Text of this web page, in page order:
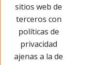
Páginas Legales
sitios web de
terceros con
políticas de
privacidad
ajenas a la de